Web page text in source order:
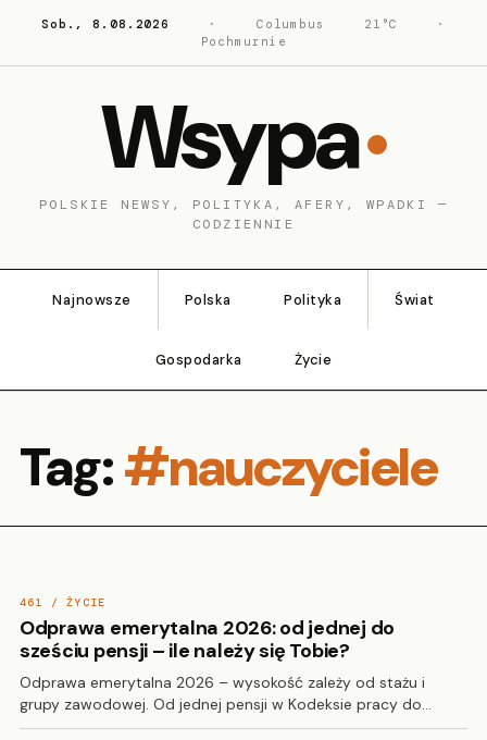
Sob., 8.08.2026 · Columbus 21°C
·
Pochmurnie
Wsypa
POLSKIE NEWSY, POLITYKA, AFERY, WPADKI —
CODZIENNIE
Najnowsze Polska Polityka Świat
Gospodarka Życie
Tag:#nauczyciele
461 / ŻYCIE
Odprawa emerytalna 2026: od jednej do
sześciu pensji – ile należy się Tobie?
Odprawa emerytalna 2026 – wysokość zależy od stażu i
grupy zawodowej. Od jednej pensji w Kodeksie pracy do…